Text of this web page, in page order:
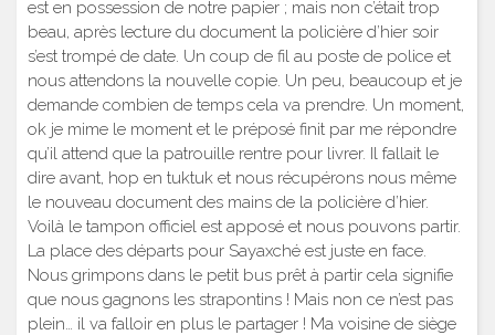
est en possession de notre papier ; mais non c’était trop
beau, après lecture du document la policière d’hier soir
s’est trompé de date. Un coup de fil au poste de police et
nous attendons la nouvelle copie. Un peu, beaucoup et je
demande combien de temps cela va prendre. Un moment,
ok je mime le moment et le préposé finit par me répondre
qu’il attend que la patrouille rentre pour livrer. Il fallait le
dire avant, hop en tuktuk et nous récupérons nous même
le nouveau document des mains de la policière d’hier.
Voilà le tampon officiel est apposé et nous pouvons partir.
La place des départs pour Sayaxché est juste en face.
Nous grimpons dans le petit bus prêt à partir cela signifie
que nous gagnons les strapontins ! Mais non ce n’est pas
plein… il va falloir en plus le partager ! Ma voisine de siège